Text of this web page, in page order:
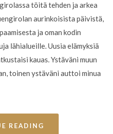
töitä tehden ja arkea
aurinkoisista päivistä,
ja oman kodin
lähialueille. Uusia elämyksiä
kauas. Ystäväni muun
toinen ystäväni auttoi minua
READING